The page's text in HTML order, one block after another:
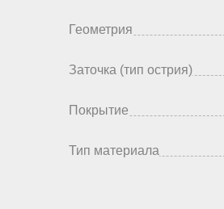
Геометрия
Заточка (тип острия)
Покрытие
Тип материала